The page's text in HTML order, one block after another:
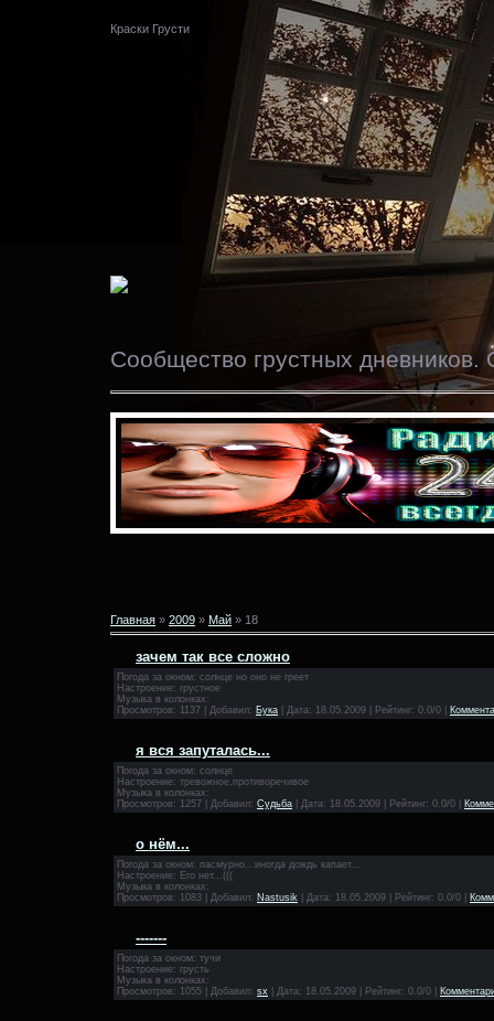
Краски Грусти
Сообщество грустных дневников.
Главная » 2009 » Май » 18
зачем так все сложно
Погода за окном: солнце но оно не греет
Настроение: грустное
Музыка в колонках:
Просмотров: 1137 | Добавил: Бука | Дата: 18.05.2009 | Рейтинг: 0.0/0 |
я вся запуталась...
Погода за окном: солнце
Настроение: тревожное,противоречивое
Музыка в колонках:
Просмотров: 1257 | Добавил: Судьба | Дата: 18.05.2009 | Рейтинг: 0.0/0 |
о нём...
Погода за окном: пасмурно...иногда дождь капает...
Настроение: Его нет...(((
Музыка в колонках:
Просмотров: 1083 | Добавил: Nastusik | Дата: 18.05.2009 | Рейтинг: 0.0/0 |
-------
Погода за окном: тучи
Настроение: грусть
Музыка в колонках:
Просмотров: 1055 | Добавил: sx | Дата: 18.05.2009 | Рейтинг: 0.0/0 |